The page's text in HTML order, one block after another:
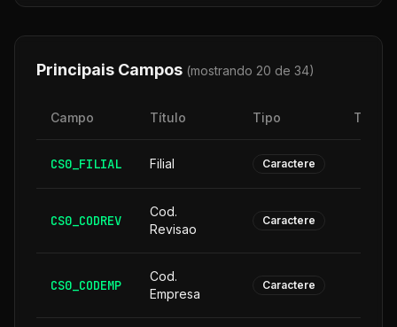
Principais Campos (mostrando 20 de 34)
Campo Título Tipo
CS0_FILIAL Filial Caractere
CS0_CODREV
Cod.
Revisao
Caractere
CS0_CODEMP
Cod.
Empresa
Caractere